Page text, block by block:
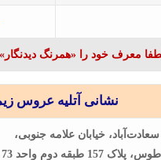
معرف خود را «همرنگ دیدنگار»
نشانی آتلیه عروس
خیابان علامه جنوبی،
157 طبقه دوم واحد 73